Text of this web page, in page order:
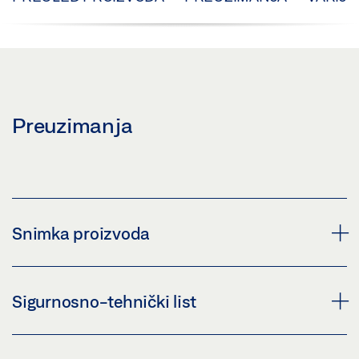
Preuzimanja
Snimka proizvoda
RUČNA POLUGA ZAMAH 70MM S KUTNOM
SKRETNICOM
Preuzmi (PNG)
Sigurnosno-tehnički list